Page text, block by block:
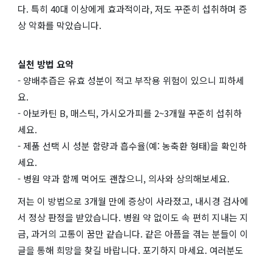
다. 특히 40대 이상에게 효과적이라, 저도 꾸준히 섭취하며 증
상 악화를 막았습니다.
실천 방법 요약
- 양배추즙은 유효 성분이 적고 부작용 위험이 있으니 피하세
요.
- 아보카틴 B, 매스틱, 가시오가피를 2~3개월 꾸준히 섭취하
세요.
- 제품 선택 시 성분 함량과 흡수율(예: 농축환 형태)을 확인하
세요.
- 병원 약과 함께 먹어도 괜찮으니, 의사와 상의해보세요.
저는 이 방법으로 3개월 만에 증상이 사라졌고, 내시경 검사에
서 정상 판정을 받았습니다. 병원 약 없이도 속 편히 지내는 지
금, 과거의 고통이 꿈만 같습니다. 같은 아픔을 겪는 분들이 이
글을 통해 희망을 찾길 바랍니다. 포기하지 마세요. 여러분도